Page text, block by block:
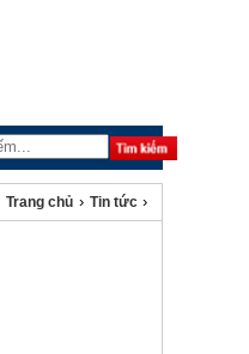
Trang chủ › Tin tức ›